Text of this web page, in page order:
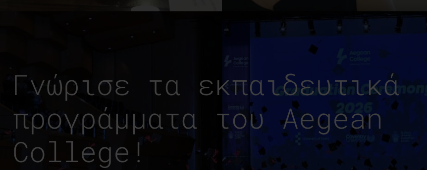
Γνώρισε τα εκπαιδευτικά
προγράμματα του Aegean
College!